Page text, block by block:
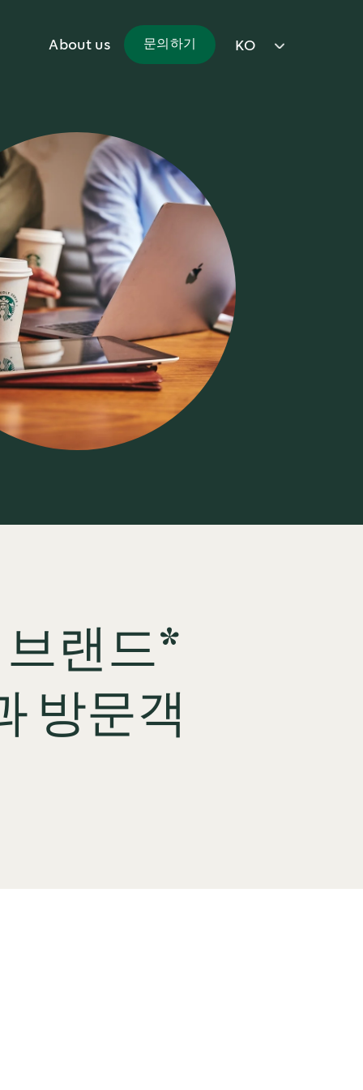
About us 문의하기 KO
랜드*
방문객